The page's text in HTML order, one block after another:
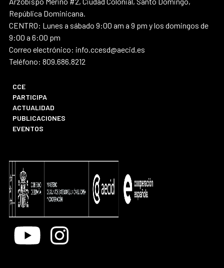
República Dominicana.
CENTRO: Lunes a sábado 9:00 am a 9 pm y los domingos de
9:00 a 6:00 pm
Correo electrónico: info.ccesd@aecid.es
Teléfono: 809.686.8212
CCE
PARTICIPA
ACTUALIDAD
PUBLICACIONES
EVENTOS
Youtube Instagram